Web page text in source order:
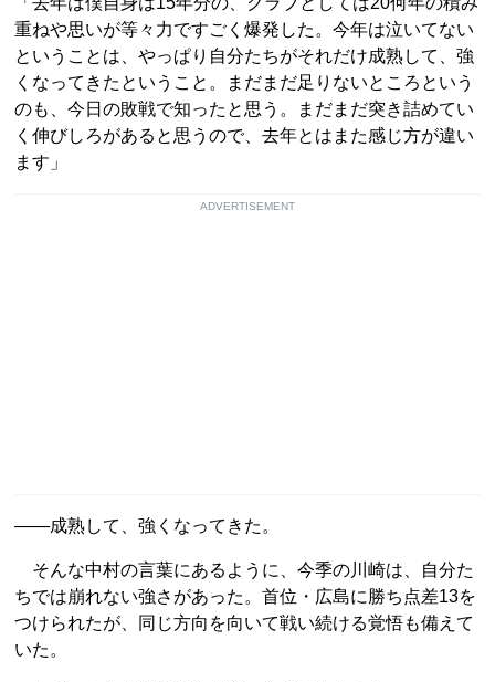
重ねや思いが等々力ですごく爆発した。今年は泣いてない
ということは、やっぱり自分たちがそれだけ成熟して、強
くなってきたということ。まだまだ足りないところという
のも、今日の敗戦で知ったと思う。まだまだ突き詰めてい
く伸びしろがあると思うので、去年とはまた感じ方が違い
ます」
ADVERTISEMENT
――成熟して、強くなってきた。
そんな中村の言葉にあるように、今季の川崎は、自分た
ちでは崩れない強さがあった。首位・広島に勝ち点差13を
つけられたが、同じ方向を向いて戦い続ける覚悟も備えて
いた。